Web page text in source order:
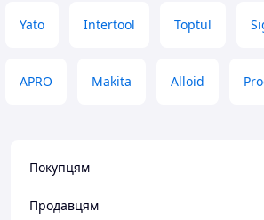
Yato Intertool Toptul
APRO Makita Alloid
Покупцям
Продавцям